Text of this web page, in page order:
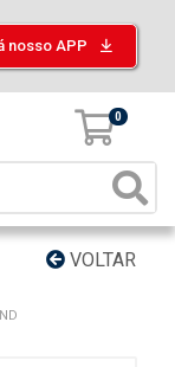
nosso APP
0
VOLTAR